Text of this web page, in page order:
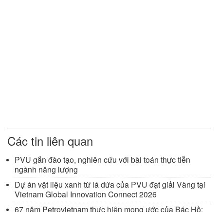
Các tin liên quan
PVU gắn đào tạo, nghiên cứu với bài toán thực tiễn
ngành năng lượng
Dự án vật liệu xanh từ lá dứa của PVU đạt giải Vàng tại
Vietnam Global Innovation Connect 2026
67 năm Petrovietnam thực hiện mong ước của Bác Hồ: